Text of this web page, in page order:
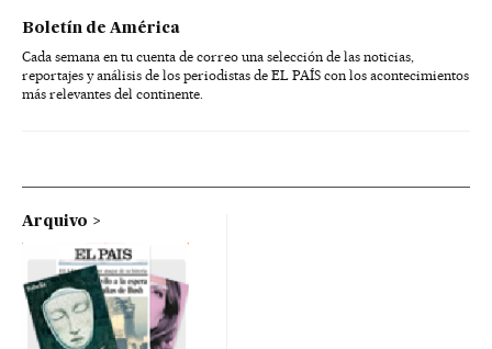
Boletín de América
Cada semana en tu cuenta de correo una selección de las noticias,
reportajes y análisis de los periodistas de EL PAÍS con los acontecimientos
más relevantes del continente.
Arquivo